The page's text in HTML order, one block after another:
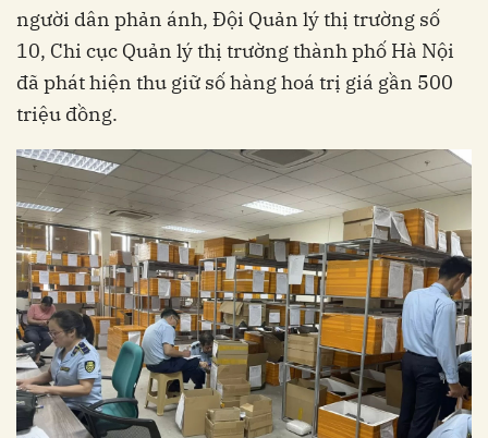
người dân phản ánh, Đội Quản lý thị trường số
10, Chi cục Quản lý thị trường thành phố Hà Nội
đã phát hiện thu giữ số hàng hoá trị giá gần 500
triệu đồng.